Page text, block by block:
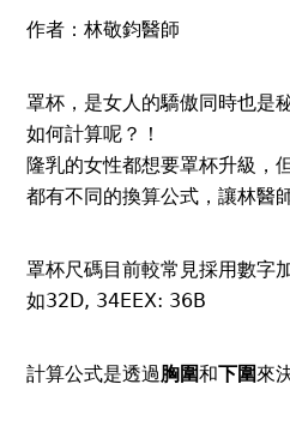
作者：林敬鈞醫師
罩杯，是女人的驕傲同時也是
如何計算呢？！
隆乳的女性都想要罩杯升級，
都有不同的換算公式，讓林醫
罩杯尺碼目前較常見採用數字
如32D, 34EEX: 36B
計算公式是透過胸圍和下圍來